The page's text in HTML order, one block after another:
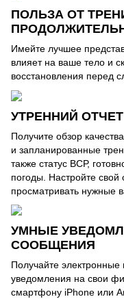
ПОЛЬЗА ОТ
Имейте лучшее
влияет на ваше тело и
восстановления перед
УТРЕННИЙ ОТЧЕТ
Получите обзор
и запланированные
также статус ВСР,
погоды. Настройте свой
просматривать нужные
УМНЫЕ
СООБЩЕНИЯ
Получайте
уведомления на свои
смартфону iPhone или